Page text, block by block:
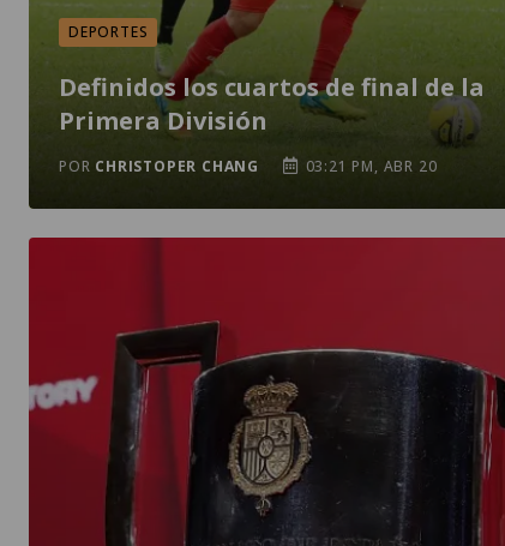
DEPORTES
Definidos los cuartos de final de la
Primera División
POR CHRISTOPER CHANG 03:21 PM, ABR 20